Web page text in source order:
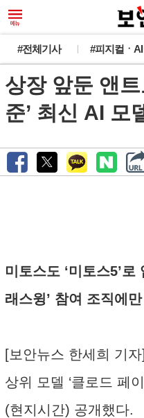
#전체기사 #피지컬ㆍAI
상장 앞둔 앤
준’ 최신 AI 모
미토스도 ‘미토스5’
래스윙’ 참여 조직에만
[보안뉴스 한세희 기자
상위 모델 ‘클로드 페
(현지시간) 공개했다.